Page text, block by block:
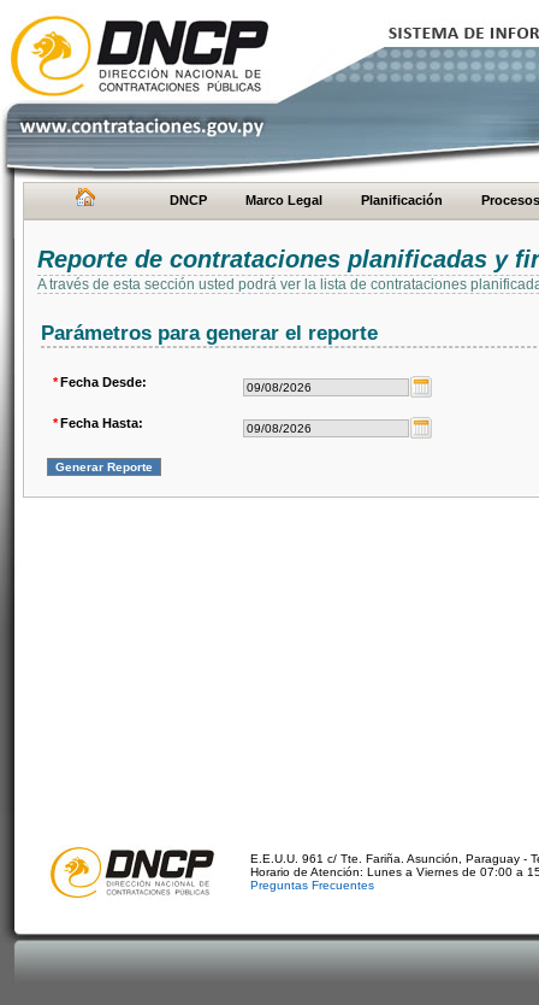
DNCP Marco Legal Planificación Procesos
Reporte de contrataciones planificadas y
A través de esta sección usted podrá ver la lista de contrataciones
Parámetros para generar el reporte
*Fecha Desde:
*Fecha Hasta:
E.E.U.U. 961 c/ Tte. Fariña. Asunción, Paraguay -
Horario de Atención: Lunes a Viernes de 07:00 a
Preguntas Frecuentes